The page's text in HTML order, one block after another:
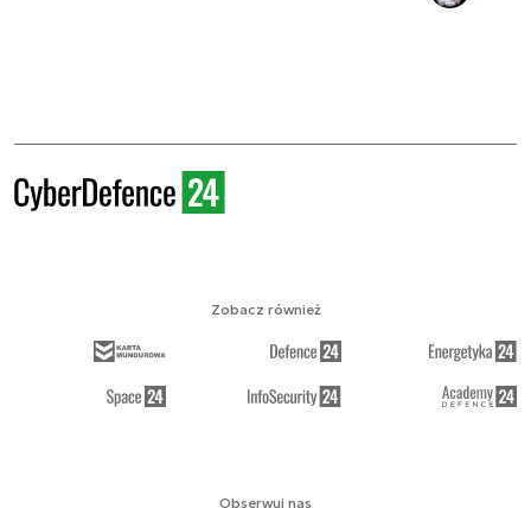
Obserwuj nas
Zobacz również